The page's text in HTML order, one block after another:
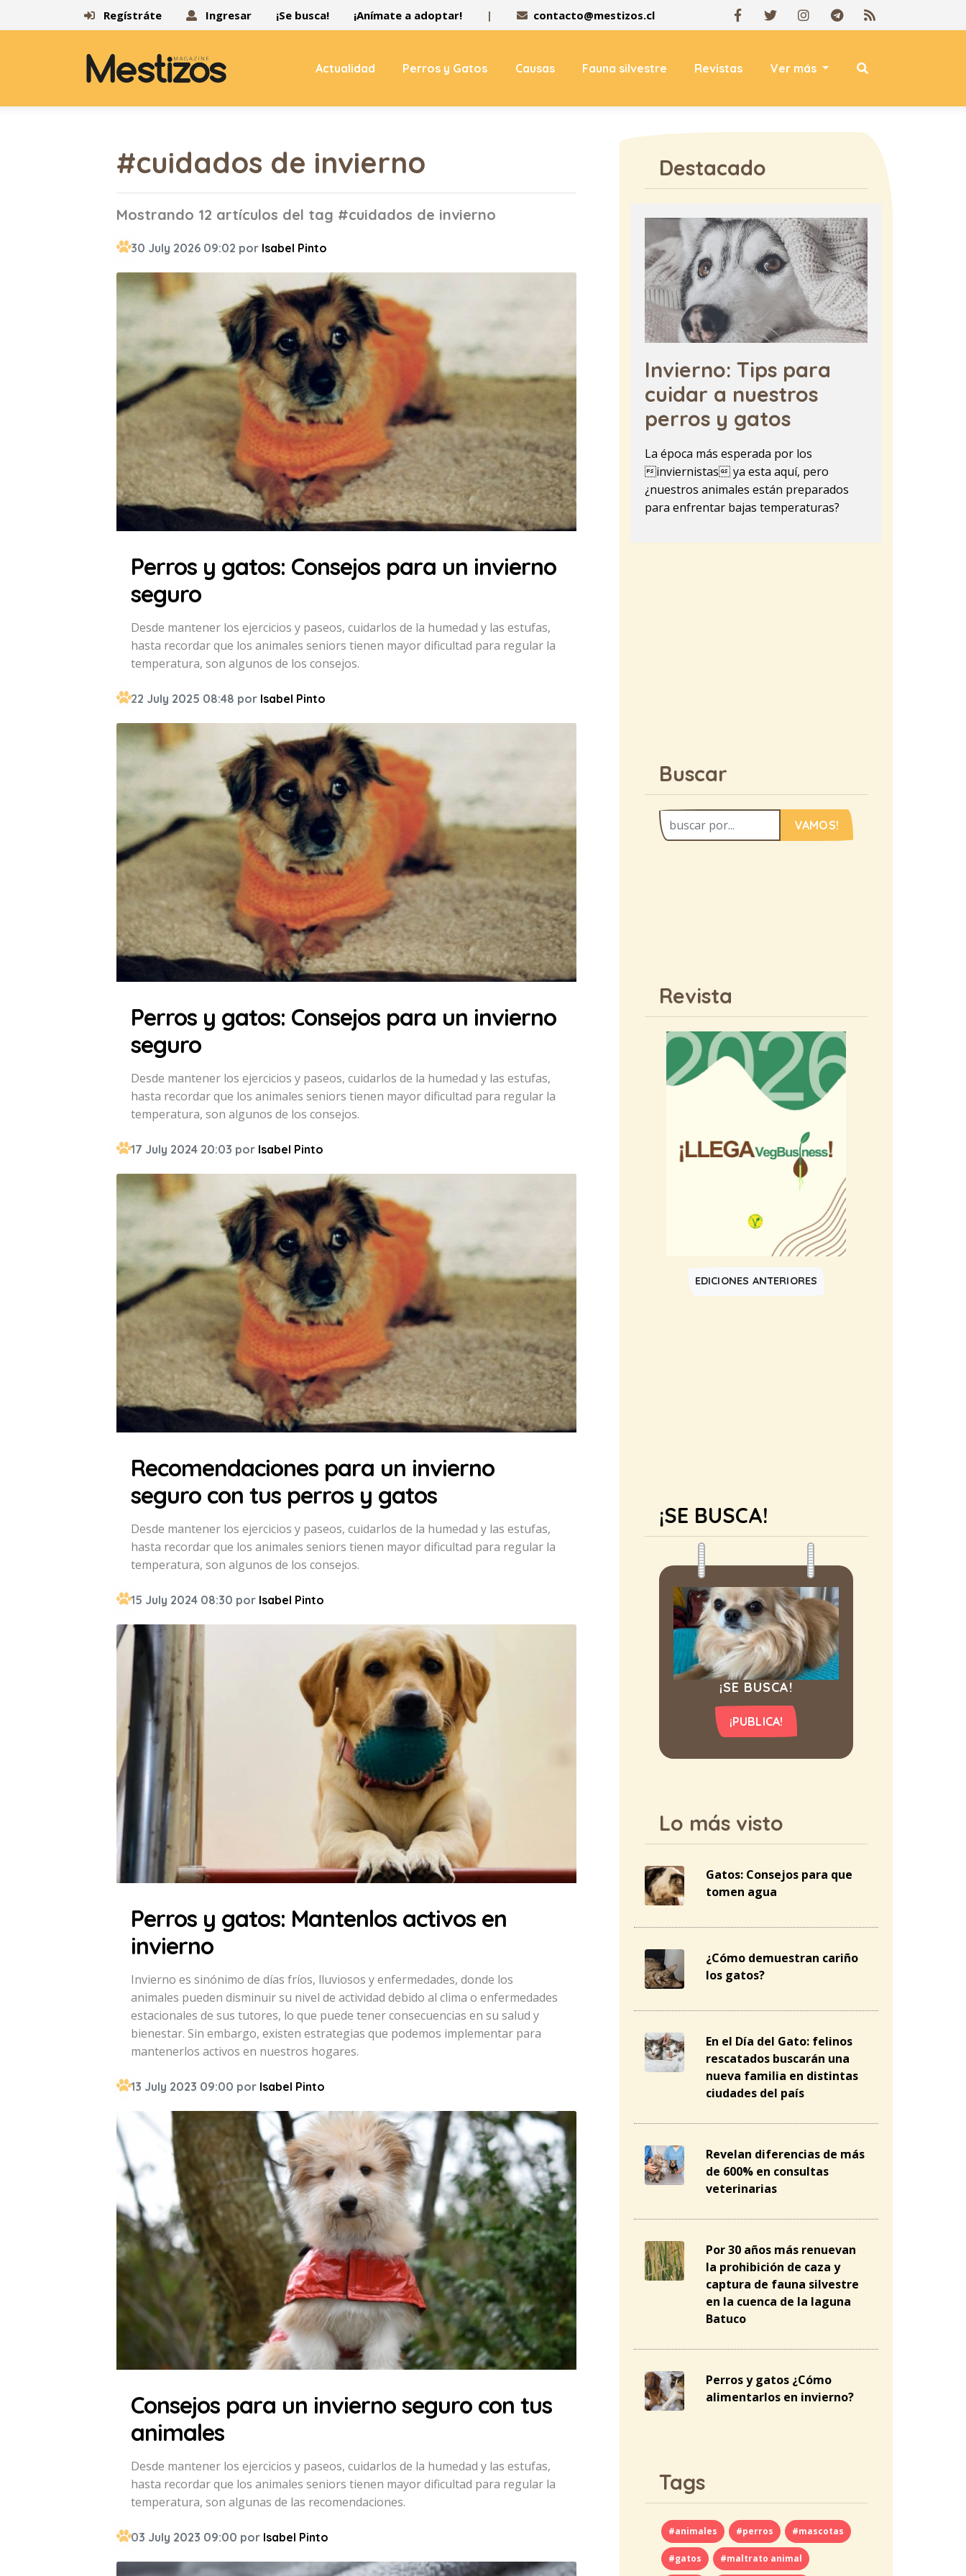
Regístráte Ingresar ¡Se busca! ¡Anímate a adoptar! | contacto@mestizos.cl
Actualidad Perros y Gatos Causas Fauna silvestre Revistas Ver más
#cuidados de invierno
Mostrando 12 artículos del tag #cuidados de invierno
30 July 2026 09:02 por Isabel Pinto
Perros y gatos: Consejos para un invierno
seguro
Desde mantener los ejercicios y paseos, cuidarlos de la humedad y las estufas,
hasta recordar que los animales seniors tienen mayor dificultad para regular la
temperatura, son algunos de los consejos.
22 July 2025 08:48 por Isabel Pinto
Perros y gatos: Consejos para un invierno
seguro
Desde mantener los ejercicios y paseos, cuidarlos de la humedad y las estufas,
hasta recordar que los animales seniors tienen mayor dificultad para regular la
temperatura, son algunos de los consejos.
17 July 2024 20:03 por Isabel Pinto
Recomendaciones para un invierno
seguro con tus perros y gatos
Desde mantener los ejercicios y paseos, cuidarlos de la humedad y las estufas,
hasta recordar que los animales seniors tienen mayor dificultad para regular la
temperatura, son algunos de los consejos.
15 July 2024 08:30 por Isabel Pinto
Perros y gatos: Mantenlos activos en
invierno
Invierno es sinónimo de días fríos, lluviosos y enfermedades, donde los
animales pueden disminuir su nivel de actividad debido al clima o enfermedades
estacionales de sus tutores, lo que puede tener consecuencias en su salud y
bienestar. Sin embargo, existen estrategias que podemos implementar para
mantenerlos activos en nuestros hogares.
13 July 2023 09:00 por Isabel Pinto
Consejos para un invierno seguro con tus
animales
Desde mantener los ejercicios y paseos, cuidarlos de la humedad y las estufas,
hasta recordar que los animales seniors tienen mayor dificultad para regular la
temperatura, son algunas de las recomendaciones.
03 July 2023 09:00 por Isabel Pinto
Destacado
Invierno: Tips para
cuidar a nuestros
perros y gatos
La época más esperada por los
inviernistas ya esta aquí, pero
¿nuestros animales están preparados
para enfrentar bajas temperaturas?
Buscar
VAMOS!
Revista
EDICIONES ANTERIORES
¡SE BUSCA!
¡SE BUSCA!
¡PUBLICA!
Lo más visto
Gatos: Consejos para que
tomen agua
¿Cómo demuestran cariño
los gatos?
En el Día del Gato: felinos
rescatados buscarán una
nueva familia en distintas
ciudades del país
Revelan diferencias de más
de 600% en consultas
veterinarias
Por 30 años más renuevan
la prohibición de caza y
captura de fauna silvestre
en la cuenca de la laguna
Batuco
Perros y gatos ¿Cómo
alimentarlos en invierno?
Tags
#animales #perros #mascotas
#gatos #maltrato animal